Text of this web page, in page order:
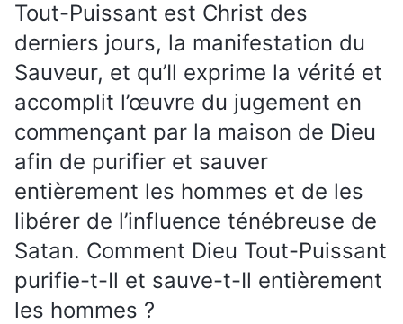
Tout-Puissant est Christ des
derniers jours, la manifestation du
Sauveur, et qu’Il exprime la vérité et
accomplit l’œuvre du jugement en
commençant par la maison de Dieu
afin de purifier et sauver
entièrement les hommes et de les
libérer de l’influence ténébreuse de
Satan. Comment Dieu Tout-Puissant
purifie-t-Il et sauve-t-Il entièrement
les hommes ?